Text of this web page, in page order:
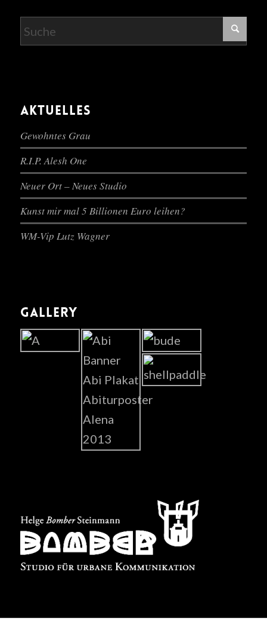
AKTUELLES
Gewohntes Grau
R.I.P. Alesh One
Neuer Ort – Neues Studio
Kunst mir mal 5 Billionen Euro leihen?
WM-Vip Lutz Wagner
GALLERY